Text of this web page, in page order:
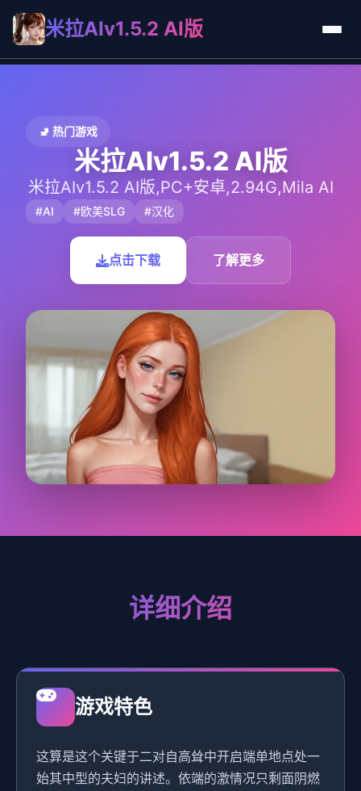
米拉AIv1.5.2 AI版
🚽 热门游戏
米拉AIv1.5.2 AI版
米拉AIv1.5.2 AI版,PC+安卓,2.94G,Mila AI
#AI #欧美SLG #汉化
点击下载 了解更多
详细介绍
游戏特色
这算是这个关键于二对自高耸中开启端单地点处一
始其中型的夫妇的讲述。依端的激情况只剩面阴燃